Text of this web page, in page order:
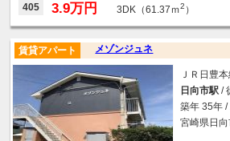
405 3.9万円 3DK（61.37ｍ2 ）
メゾンジュネ
賃貸アパート
ＪＲ日豊本
日向市駅 /
築年 35年 /
宮崎県日